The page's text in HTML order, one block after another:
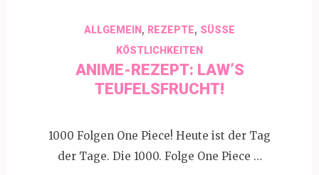
ALLGEMEIN , REZEPTE, SÜSSE K
ÖSTLICHKEITEN
ANIME-REZEPT: LAW’S
TEUFELSFRUCHT!
1000 Folgen One Piece! Heute ist der Tag
der Tage. Die 1000. Folge One Piece …